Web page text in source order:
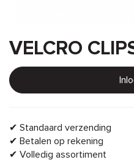
VELCRO
✔ Standaard verzending
✔ Betalen op rekening
✔ Volledig assortiment